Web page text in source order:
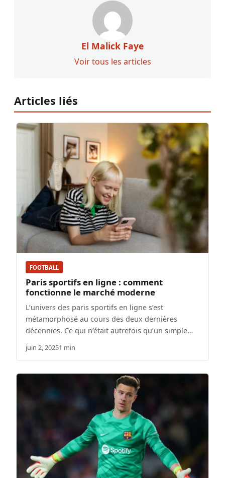
El Malick Faye
Voir tous les articles
Articles liés
FOOTBALL
Paris sportifs en ligne : comment
fonctionne le marché moderne
L’univers des paris sportifs en ligne s’est
métamorphosé au cours des deux dernières
décennies. Ce qui n’était autrefois qu’un simple…
juin 2, 20251 min